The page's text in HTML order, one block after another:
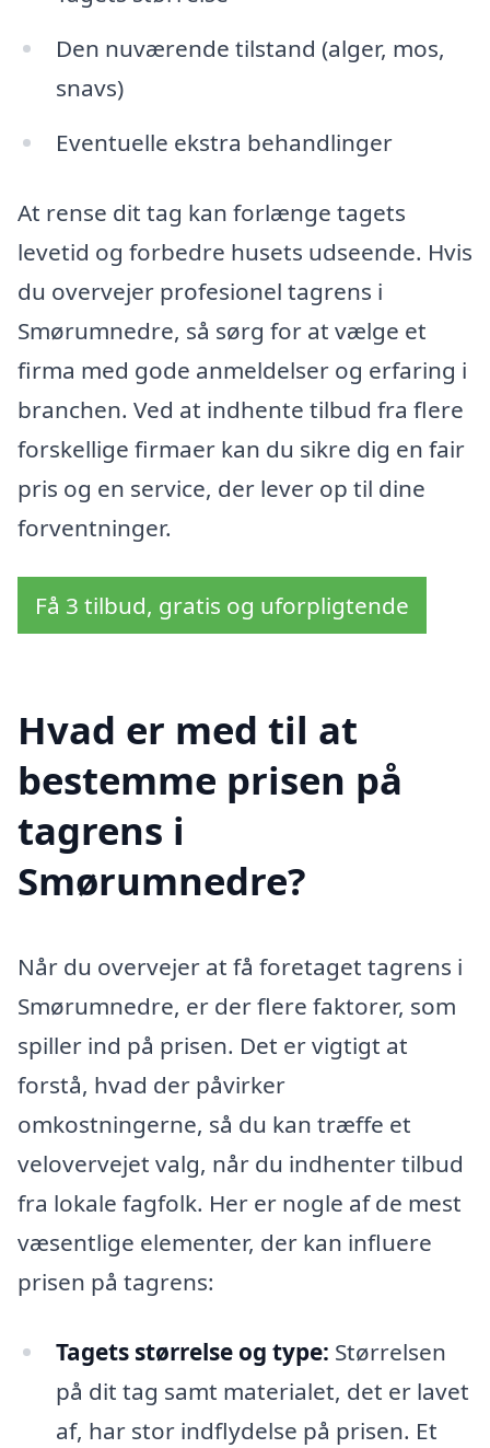
Den nuværende tilstand (alger, mos,
snavs)
Eventuelle ekstra behandlinger
At rense dit tag kan forlænge tagets
levetid og forbedre husets udseende. Hvis
du overvejer profesionel tagrens i
Smørumnedre, så sørg for at vælge et
firma med gode anmeldelser og erfaring i
branchen. Ved at indhente tilbud fra flere
forskellige firmaer kan du sikre dig en fair
pris og en service, der lever op til dine
forventninger.
Få 3 tilbud, gratis og uforpligtende
Hvad er med til at
bestemme prisen på
tagrens i
Smørumnedre?
Når du overvejer at få foretaget tagrens i
Smørumnedre, er der flere faktorer, som
spiller ind på prisen. Det er vigtigt at
forstå, hvad der påvirker
omkostningerne, så du kan træffe et
velovervejet valg, når du indhenter tilbud
fra lokale fagfolk. Her er nogle af de mest
væsentlige elementer, der kan influere
prisen på tagrens:
Tagets størrelse og type: Størrelsen
på dit tag samt materialet, det er lavet
af, har stor indflydelse på prisen. Et